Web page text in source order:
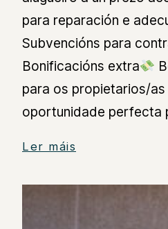
para reparación e
Subvencións para
Bonificacións extra
para os propietarios/as
oportunidade perfecta
Ler máis